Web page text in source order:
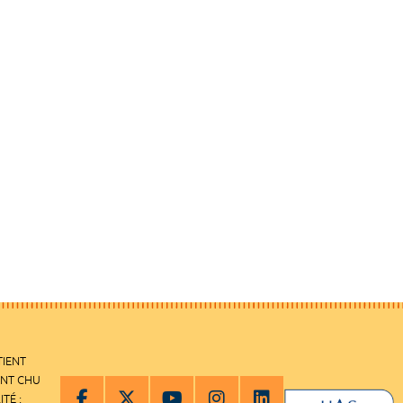
CHU
: